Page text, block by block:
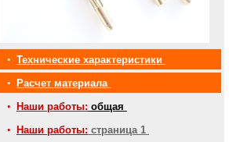
• Технические характеристики
•
Расчет материала
•
Наши работы: общая
•
Наши работы: страница 1